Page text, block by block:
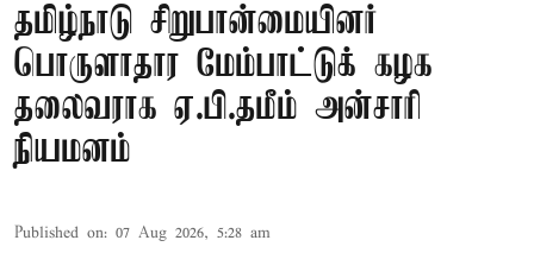
தமிழ்நாடு சிறுபான்மையினர்
பொருளாதார மேம்பாட்டுக் கழக
தலைவராக ஏ.பி.தமீம் அன்சாரி
நியமனம்
Published on: 07 Aug 2026, 5:28 am